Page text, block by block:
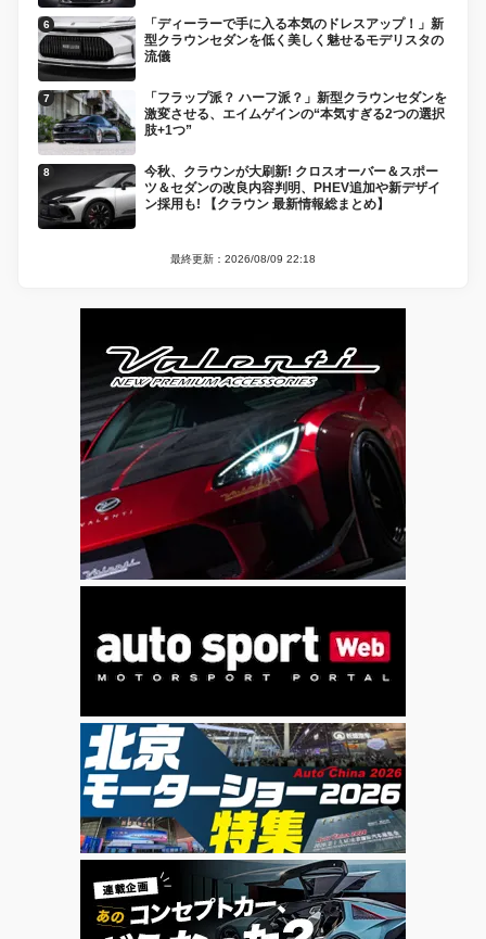
「ディーラーで手に入る本気のドレスアップ！」新
型クラウンセダンを低く美しく魅せるモデリスタの
流儀
「フラップ派？ ハーフ派？」新型クラウンセダンを
激変させる、エイムゲインの“本気すぎる2つの選択
肢+1つ”
今秋、クラウンが大刷新! クロスオーバー＆スポー
ツ＆セダンの改良内容判明、PHEV追加や新デザイ
ン採用も! 【クラウン 最新情報総まとめ】
最終更新：2026/08/09 22:18